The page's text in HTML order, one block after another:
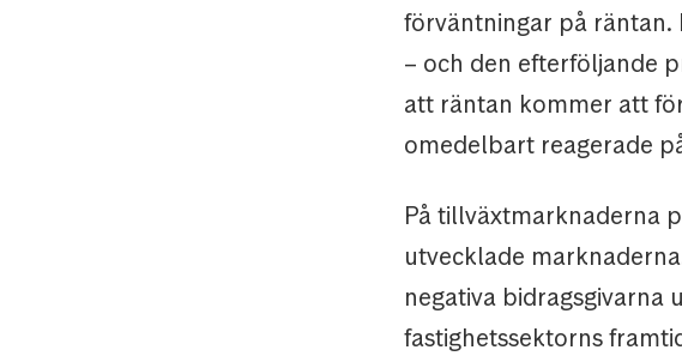
förväntningar på räntan.
– och den efterföljande
att räntan kommer att
omedelbart reagerade
På tillväxtmarknaderna
utvecklade
negativa bidragsgivarna
fastighetssektorns